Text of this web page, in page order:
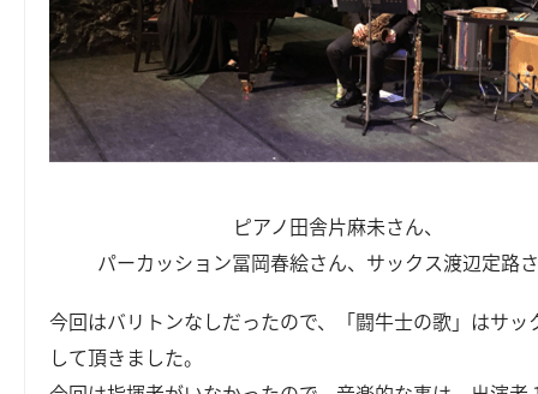
ピアノ田舎片麻未さん、
パーカッション冨岡春絵さん、サックス渡辺定路
今回はバリトンなしだったので、「闘牛士の歌」はサッ
して頂きました。